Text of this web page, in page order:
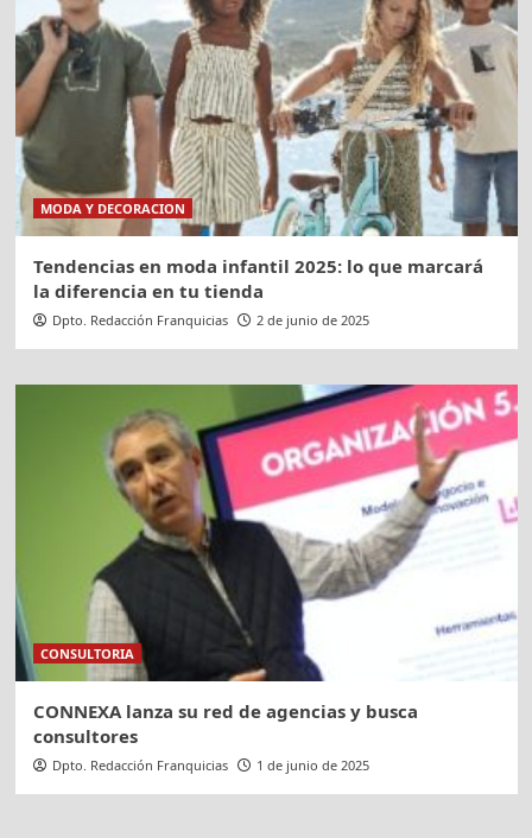
MODA Y DECORACION
Tendencias en moda infantil 2025: lo que marcará
la diferencia en tu tienda
Dpto. Redacción Franquicias 2 de junio de 2025
CONSULTORIA
CONNEXA lanza su red de agencias y busca
consultores
Dpto. Redacción Franquicias 1 de junio de 2025